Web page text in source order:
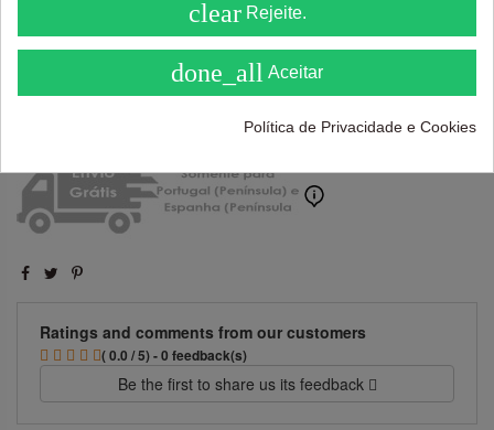
Adicionar ao carrinho
Ratings and comments from our customers
( 0.0 / 5) - 0 feedback(s)
Be the first to share us its feedback
clear Rejeite.
done_all Aceitar
Política de Privacidade e Cookies